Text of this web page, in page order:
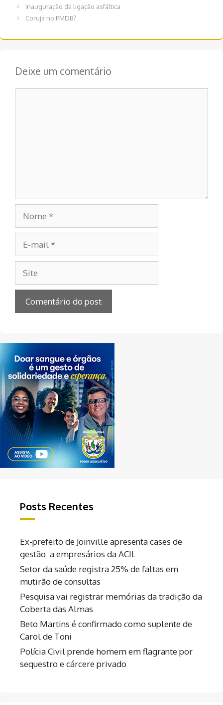
Navegação
de
Inauguração da ligação asfáltica
Coruja no PMDB?
Deixe um comentário
mail
Posts Recentes
Ex-prefeito de Joinville apresenta cases de
gestão a empresários da ACIL
Setor da saúde registra 25% de faltas em
mutirão de consultas
Pesquisa vai registrar memórias da tradição da
Coberta das Almas
Beto Martins é confirmado como suplente de
Carol de Toni
Polícia Civil prende homem em flagrante por
sequestro e cárcere privado